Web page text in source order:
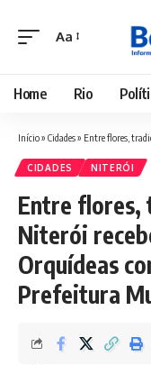
Font
Aa
Home Rio
Início» Cidades» Entre flores, tradição e
CIDADES NITERÓI
Entre flores,
Niterói
Orquídeas
Prefeitura